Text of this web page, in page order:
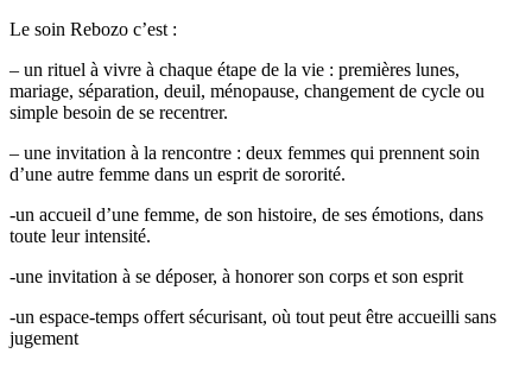
Le soin Rebozo c’est :
– un rituel à vivre à chaque étape de la vie : premières lunes,
mariage, séparation, deuil, ménopause, changement de cycle ou
simple besoin de se recentrer.
– une invitation à la rencontre : deux femmes qui prennent soin
d’une autre femme dans un esprit de sororité.
-un accueil d’une femme, de son histoire, de ses émotions, dans
toute leur intensité.
-une invitation à se déposer, à honorer son corps et son esprit
-un espace-temps offert sécurisant, où tout peut être accueilli sans
jugement